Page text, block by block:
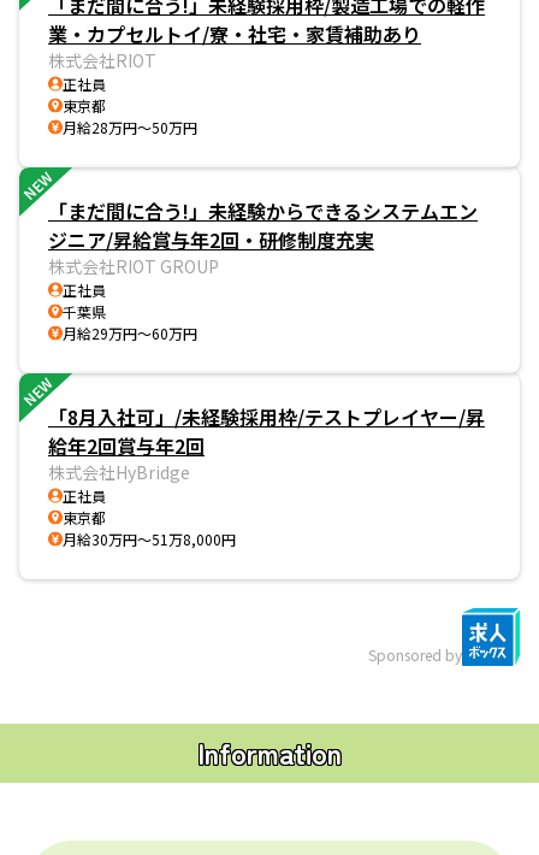
業・カプセルトイ/寮・社宅・家賃補助あり
株式会社RIOT
正社員
東京都
月給28万円～50万円
NEW
「まだ間に合う!」未経験からできるシステムエン
ジニア/昇給賞与年2回・研修制度充実
株式会社RIOT GROUP
正社員
千葉県
月給29万円～60万円
NEW
「8月入社可」/未経験採用枠/テストプレイヤー/昇
給年2回賞与年2回
株式会社HyBridge
正社員
東京都
月給30万円～51万8,000円
Sponsored by
Information